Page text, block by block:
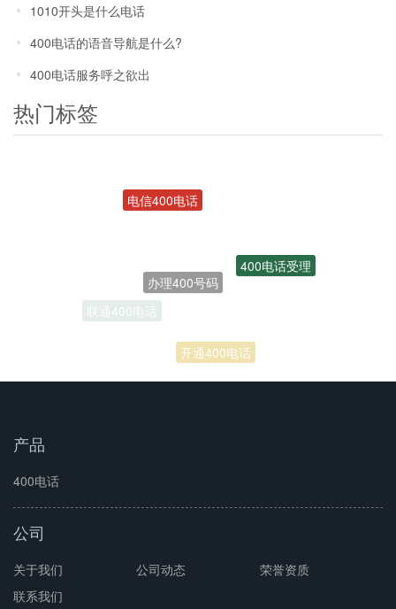
1010开头是什么电话
400电话的语音导航是什么?
400电话服务呼之欲出
热门标签
开通400电话
联通400电话
400电话受理
电信400电话
产品
400电话
公司
关于我们 公司动态
荣誉资质
联系我们